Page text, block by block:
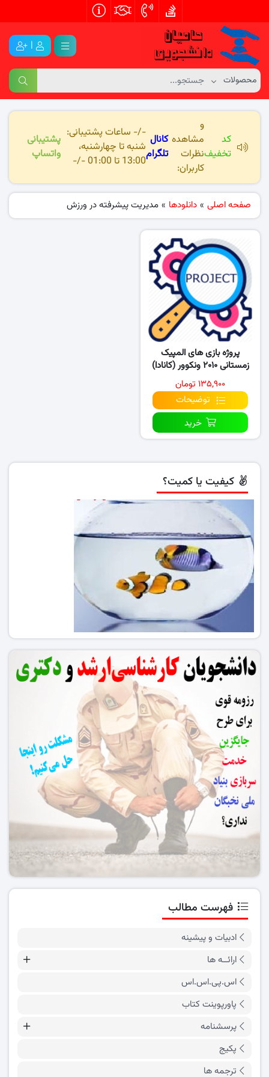
|
کد
تخفیف
و
مشاهده
نظرات
کاربران:
کانال
تلگرام
-/- ساعات پشتیبانی:
شنبه تا چهارشنبه،
13:00 تا 01:00 -/-
پشتیبانی
واتساپ
صفحه اصلی » دانلودها » مدیریت پیشرفته در ورزش
پروژه بازی های المپیک
زمستانی ۲۰۱۰ ونکوور (کانادا)
۱۳۵,۹۰۰ تومان
توضیحات
خرید
کیفیت یا کمیت؟
فهرست مطالب
ادبیات و پیشینه
ارائــه ها
اس.پی.اس.اس
پاورپوینت کتاب
پرسشنامه
پکیج
ترجمه ها